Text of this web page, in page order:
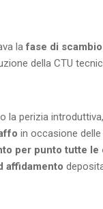
lafase di
della CTU
la perizia
in occasione delle
per punto tutte le
affidamento